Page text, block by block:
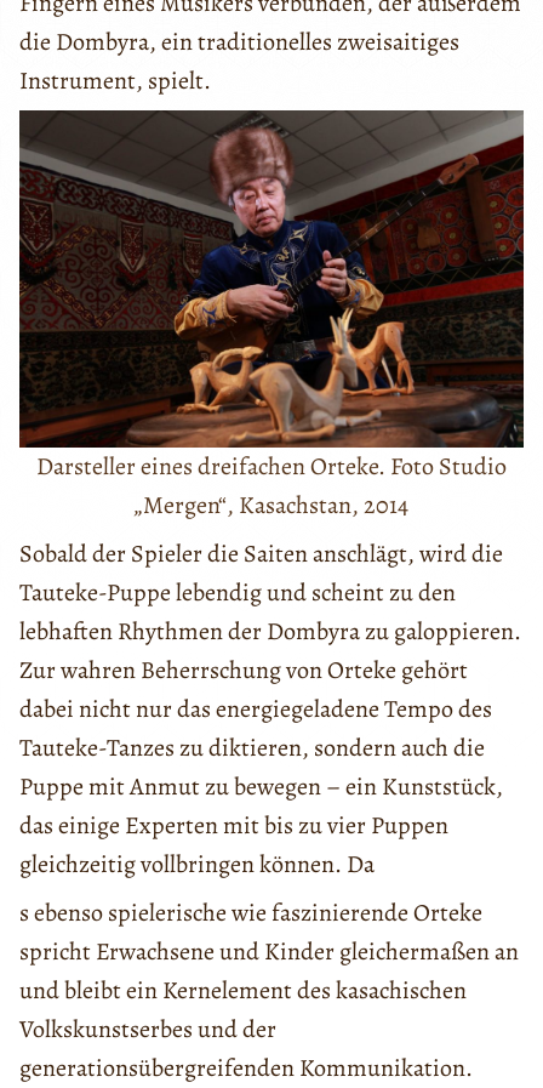
die Dombyra, ein traditionelles zweisaitiges
Instrument, spielt.
Darsteller eines dreifachen Orteke. Foto Studio
„Mergen“, Kasachstan, 2014
Sobald der Spieler die Saiten anschlägt, wird die
Tauteke-Puppe lebendig und scheint zu den
lebhaften Rhythmen der Dombyra zu galoppieren.
Zur wahren Beherrschung von Orteke gehört
dabei nicht nur das energiegeladene Tempo des
Tauteke-Tanzes zu diktieren, sondern auch die
Puppe mit Anmut zu bewegen – ein Kunststück,
das einige Experten mit bis zu vier Puppen
gleichzeitig vollbringen können. Da
s ebenso spielerische wie faszinierende Orteke
spricht Erwachsene und Kinder gleichermaßen an
und bleibt ein Kernelement des kasachischen
Volkskunstserbes und der
generationsübergreifenden Kommunikation.